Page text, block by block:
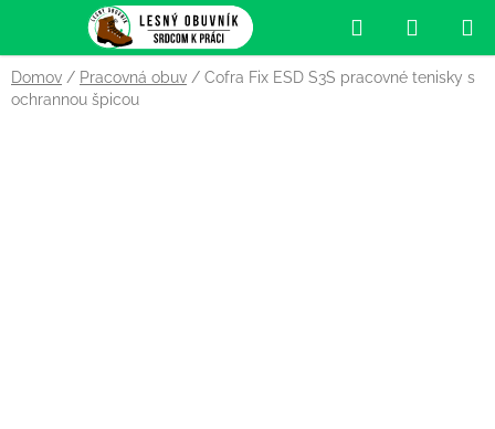
obsah
Hľadať
KOŠÍK
Domov / Pracovná obuv / Cofra Fix ESD S3S pracovné tenisky s
ochrannou špicou